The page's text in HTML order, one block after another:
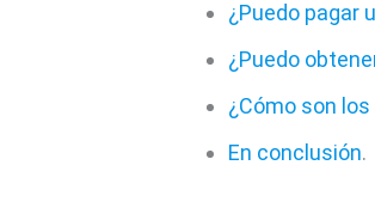
¿Puedo pagar
¿Puedo
¿Cómo son
En conclusión.